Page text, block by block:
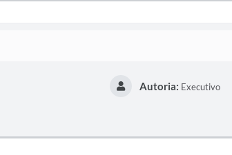
Autoria: Executivo